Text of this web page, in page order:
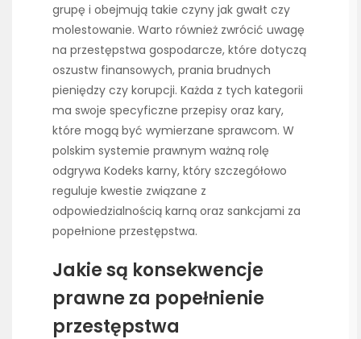
grupę i obejmują takie czyny jak gwałt czy
molestowanie. Warto również zwrócić uwagę
na przestępstwa gospodarcze, które dotyczą
oszustw finansowych, prania brudnych
pieniędzy czy korupcji. Każda z tych kategorii
ma swoje specyficzne przepisy oraz kary,
które mogą być wymierzane sprawcom. W
polskim systemie prawnym ważną rolę
odgrywa Kodeks karny, który szczegółowo
reguluje kwestie związane z
odpowiedzialnością karną oraz sankcjami za
popełnione przestępstwa.
Jakie są konsekwencje
prawne za popełnienie
przestępstwa